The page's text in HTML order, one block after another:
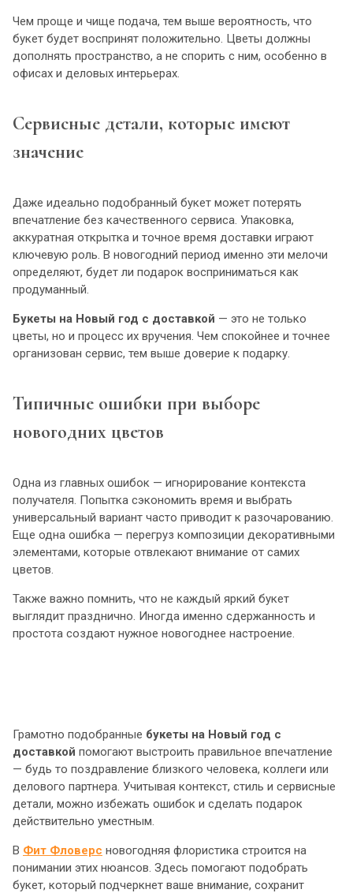
Чем проще и чище подача, тем выше вероятность, что
букет будет воспринят положительно. Цветы должны
дополнять пространство, а не спорить с ним, особенно в
офисах и деловых интерьерах.
Сервисные детали, которые имеют
значение
Даже идеально подобранный букет может потерять
впечатление без качественного сервиса. Упаковка,
аккуратная открытка и точное время доставки играют
ключевую роль. В новогодний период именно эти мелочи
определяют, будет ли подарок восприниматься как
продуманный.
Букеты на Новый год с доставкой — это не только
цветы, но и процесс их вручения. Чем спокойнее и точнее
организован сервис, тем выше доверие к подарку.
Типичные ошибки при выборе
новогодних цветов
Одна из главных ошибок — игнорирование контекста
получателя. Попытка сэкономить время и выбрать
универсальный вариант часто приводит к разочарованию.
Еще одна ошибка — перегруз композиции декоративными
элементами, которые отвлекают внимание от самих
цветов.
Также важно помнить, что не каждый яркий букет
выглядит празднично. Иногда именно сдержанность и
простота создают нужное новогоднее настроение.
Грамотно подобранные букеты на Новый год с
доставкой помогают выстроить правильное впечатление
— будь то поздравление близкого человека, коллеги или
делового партнера. Учитывая контекст, стиль и сервисные
детали, можно избежать ошибок и сделать подарок
действительно уместным.
В Фит Фловерс новогодняя флористика строится на
понимании этих нюансов. Здесь помогают подобрать
букет, который подчеркнет ваше внимание, сохранит